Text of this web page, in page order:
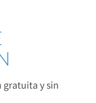
y sin